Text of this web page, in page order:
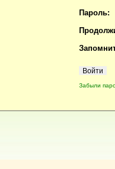
Пароль:
Забыли